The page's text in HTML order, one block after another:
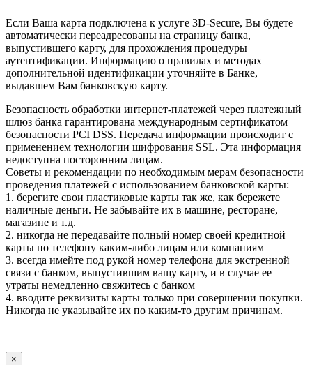
Если Ваша карта подключена к услуге 3D-Secure, Вы будете
автоматически переадресованы на страницу банка,
выпустившего карту, для прохождения процедуры
аутентификации. Информацию о правилах и методах
дополнительной идентификации уточняйте в Банке,
выдавшем Вам банковскую карту.
Безопасность обработки интернет-платежей через платежный
шлюз банка гарантирована международным сертификатом
безопасности PCI DSS. Передача информации происходит с
применением технологии шифрования SSL. Эта информация
недоступна посторонним лицам.
Советы и рекомендации по необходимым мерам безопасности
проведения платежей с использованием банковской карты:
1. берегите свои пластиковые карты так же, как бережете
наличные деньги. Не забывайте их в машине, ресторане,
магазине и т.д.
2. никогда не передавайте полный номер своей кредитной
карты по телефону каким-либо лицам или компаниям
3. всегда имейте под рукой номер телефона для экстренной
связи с банком, выпустившим вашу карту, и в случае ее
утраты немедленно свяжитесь с банком
4. вводите реквизиты карты только при совершении покупки.
Никогда не указывайте их по каким-то другим причинам.
×